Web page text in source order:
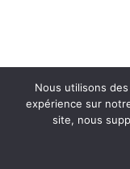
Nous utilisons
expérience sur
site, nous